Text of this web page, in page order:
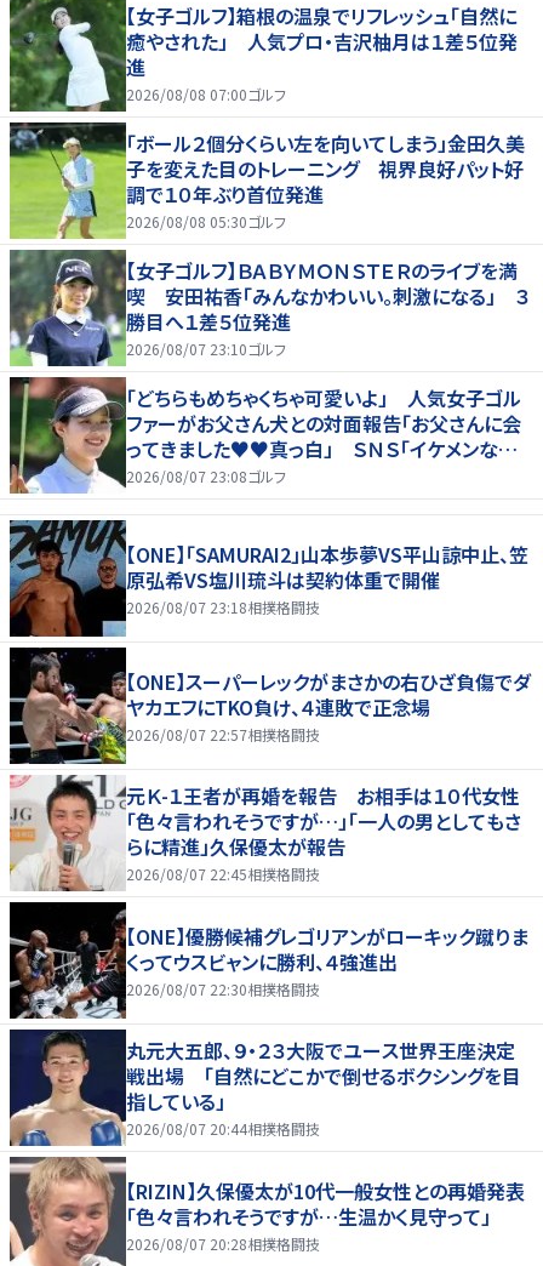
【女子ゴルフ】箱根の温泉でリフレッシュ「自然に
癒やされた」 人気プロ・吉沢柚月は１差５位発
進
2026/08/08 07:00ゴルフ
「ボール２個分くらい左を向いてしまう」金田久美
子を変えた目のトレーニング 視界良好パット好
調で１０年ぶり首位発進
2026/08/08 05:30ゴルフ
【女子ゴルフ】ＢＡＢＹＭＯＮＳＴＥＲのライブを満
喫 安田祐香「みんなかわいい。刺激になる」 ３
勝目へ１差５位発進
2026/08/07 23:10ゴルフ
「どちらもめちゃくちゃ可愛いよ」 人気女子ゴル
ファーがお父さん犬との対面報告「お父さんに会
ってきました♥♥真っ白」 ＳＮＳ「イケメンなお
父さん」「白戸家入りするんですか？」
2026/08/07 23:08ゴルフ
【ONE】「SAMURAI2」山本歩夢VS平山諒中止、笠
原弘希VS塩川琉斗は契約体重で開催
2026/08/07 23:18相撲格闘技
【ONE】スーパーレックがまさかの右ひざ負傷でダ
ヤカエフにTKO負け、４連敗で正念場
2026/08/07 22:57相撲格闘技
元Ｋ-１王者が再婚を報告 お相手は１０代女性
「色々言われそうですが…」「一人の男としてもさ
らに精進」久保優太が報告
2026/08/07 22:45相撲格闘技
【ONE】優勝候補グレゴリアンがローキック蹴りま
くってウスビャンに勝利、４強進出
2026/08/07 22:30相撲格闘技
丸元大五郎、９・２３大阪でユース世界王座決定
戦出場 「自然にどこかで倒せるボクシングを目
指している」
2026/08/07 20:44相撲格闘技
【RIZIN】久保優太が10代一般女性との再婚発表
「色々言われそうですが…生温かく見守って」
2026/08/07 20:28相撲格闘技